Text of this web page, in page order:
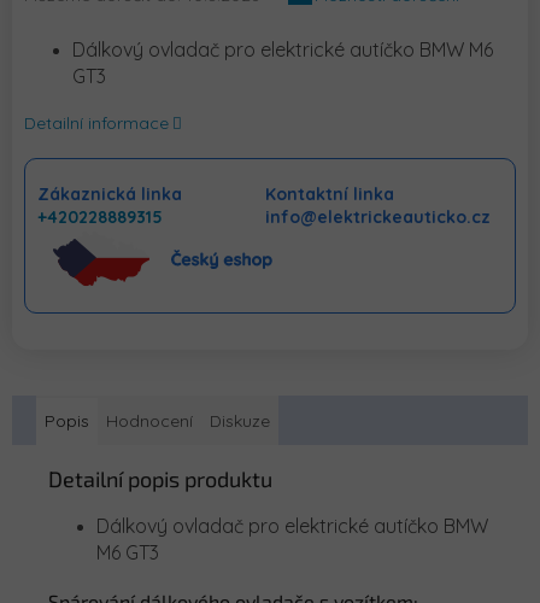
Dálkový ovladač pro elektrické autíčko BMW M6
GT3
Detailní informace
Zákaznická linka
+420228889315
Kontaktní linka
info@elektrickeauticko.cz
Popis Hodnocení Diskuze
Detailní popis produktu
Dálkový ovladač pro elektrické autíčko BMW
M6 GT3